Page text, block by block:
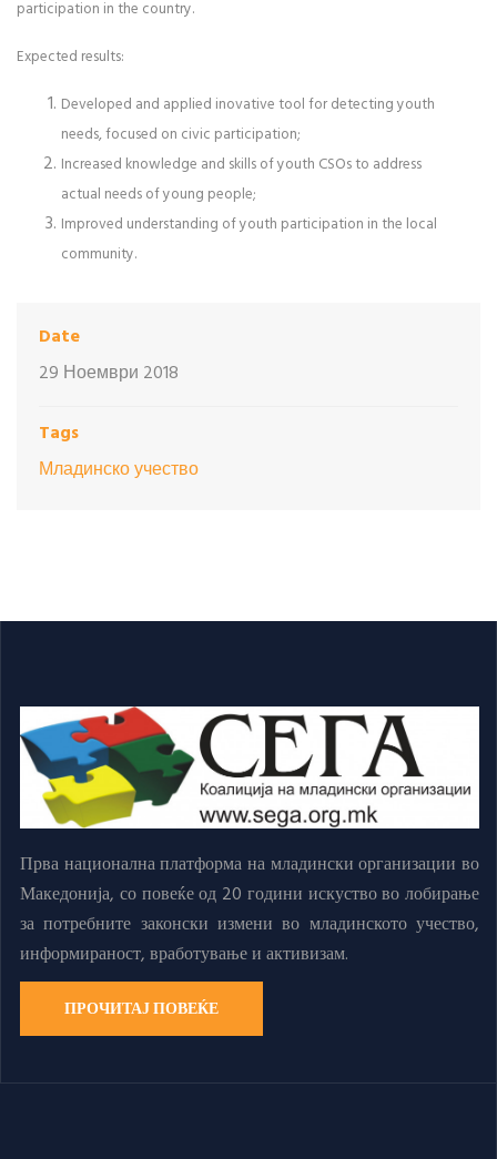
participation in the country.
Expected results:
Developed and applied inovative tool for detecting youth
needs, focused on civic participation;
Increased knowledge and skills of youth CSOs to address
actual needs of young people;
Improved understanding of youth participation in the local
community.
Date
29 Ноември 2018
Tags
Младинско учество
Прва национална платформа на младински организации во
Македонија, со повеќе од 20 години искуство во лобирање
за потребните законски измени во младинското учество,
информираност, вработување и активизам.
ПРОЧИТАЈ ПОВЕЌЕ